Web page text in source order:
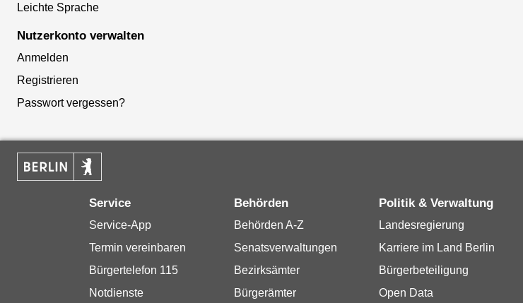
Leichte Sprache
Nutzerkonto verwalten
Anmelden
Registrieren
Passwort vergessen?
Service
Service-App
Termin vereinbaren
Bürgertelefon 115
Notdienste
Behörden
Behörden A-Z
Senatsverwaltungen
Bezirksämter
Bürgerämter
Politik & Verwaltung
Landesregierung
Karriere im Land Berlin
Bürgerbeteiligung
Open Data